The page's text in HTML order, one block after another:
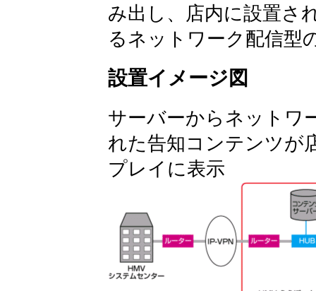
み出し、店内に設置さ
るネットワーク配信型
設置イメージ図
サーバーからネットワ
れた告知コンテンツが
プレイに表示